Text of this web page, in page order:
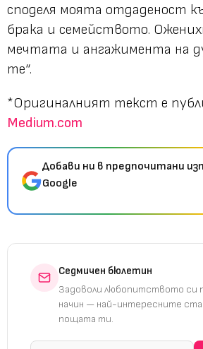
споделя моята отдаденост
брака и семейството.
мечтата и ангажимента на
те“.
*Оригиналният текст е
Medium.com
Добави ни в предпочитани
Google
Седмичен бюлетин
Задоволи любопитството си
начин — най-интересните
пощата ти.